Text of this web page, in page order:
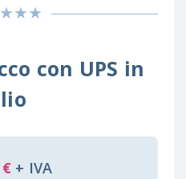
con UPS in
+ IVA